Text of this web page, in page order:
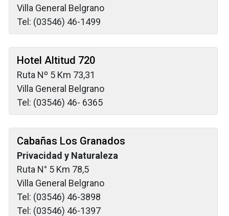
Villa General Belgrano
Tel: (03546) 46-1499
Hotel Altitud 720
Ruta Nº 5 Km 73,31
Villa General Belgrano
Tel: (03546) 46- 6365
Cabañas Los Granados
Privacidad y Naturaleza
Ruta N° 5 Km 78,5
Villa General Belgrano
Tel: (03546) 46-3898
Tel: (03546) 46-1397